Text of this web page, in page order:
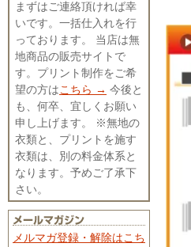
まずはご連絡頂ければ幸
いです。一括仕入れを行
っております。 当店は無
地商品の販売サイトで
す。プリント制作をご希
望の方はこちら → 今後と
も、何卒、宜しくお願い
申し上げます。 ※無地の
衣類と、プリントを施す
衣類は、別の料金体系と
なります。予めご了承下
さい。
メルマガ登録・解除はこち